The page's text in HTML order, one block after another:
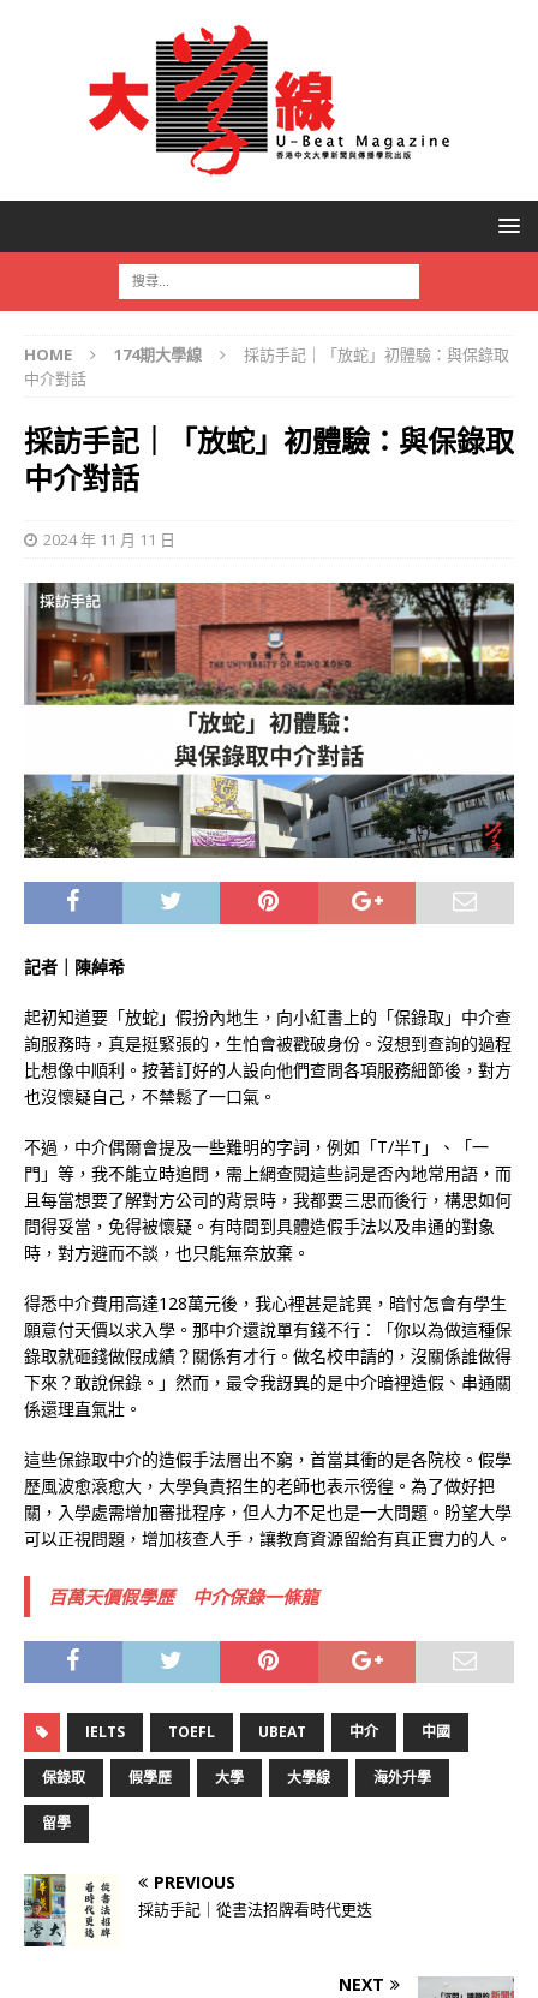
HOME 174期大學線
採訪手記｜「放蛇」初體驗：與保錄取
中介對話
採訪手記｜「放蛇」初體驗：與保錄取
中介對話
2024 年 11 月 11 日
記者｜陳綽希
起初知道要「放蛇」假扮內地生，向小紅書上的「保錄取」中介查
詢服務時，真是挺緊張的，生怕會被戳破身份。沒想到查詢的過程
比想像中順利。按著訂好的人設向他們查問各項服務細節後，對方
也沒懷疑自己，不禁鬆了一口氣。
不過，中介偶爾會提及一些難明的字詞，例如「T/半T」、「一
門」等，我不能立時追問，需上網查閱這些詞是否內地常用語，而
且每當想要了解對方公司的背景時，我都要三思而後行，構思如何
問得妥當，免得被懷疑。有時問到具體造假手法以及串通的對象
時，對方避而不談，也只能無奈放棄。
得悉中介費用高達128萬元後，我心裡甚是詫異，暗忖怎會有學生
願意付天價以求入學。那中介還說單有錢不行：「你以為做這種保
錄取就砸錢做假成績？關係有才行。做名校申請的，沒關係誰做得
下來？敢說保錄。」然而，最令我訝異的是中介暗裡造假、串通關
係還理直氣壯。
這些保錄取中介的造假手法層出不窮，首當其衝的是各院校。假學
歷風波愈滾愈大，大學負責招生的老師也表示徬徨。為了做好把
關，入學處需增加審批程序，但人力不足也是一大問題。盼望大學
可以正視問題，增加核查人手，讓教育資源留給有真正實力的人。
百萬天價假學歷 中介保錄一條龍
IELTS TOEFL UBEAT 中介 中國
保錄取 假學歷 大學 大學線 海外升學
留學
PREVIOUS
採訪手記｜從書法招牌看時代更迭
NEXT